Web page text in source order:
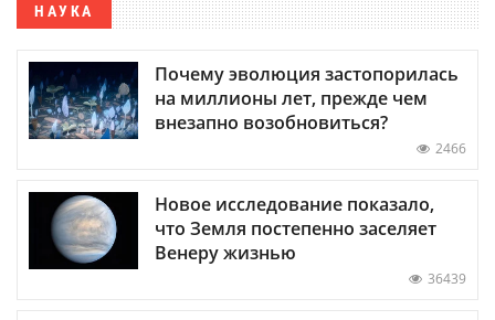
НАУКА
Почему эволюция застопорилась
на миллионы лет, прежде чем
внезапно возобновиться?
2466
Новое исследование показало,
что Земля постепенно заселяет
Венеру жизнью
36439